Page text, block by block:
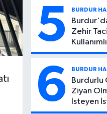
Can Atıcı
Genç
Yaşta
Yaşamını
Yitirdi
5 BURDUR
Zehir
6 BURDUR
Burdurlu
Ziyan
İsteyen